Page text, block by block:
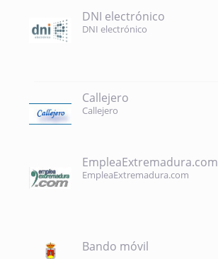
DNI electrónico
DNI electrónico
Callejero
Callejero
EmpleaExtremadura.com
EmpleaExtremadura.com
Bando móvil